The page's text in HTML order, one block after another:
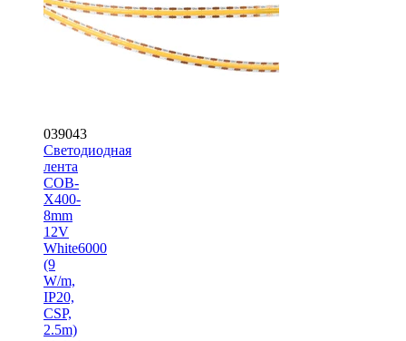
039043
Светодиодная
лента
COB-
X400-
8mm
12V
White6000
(9
W/m,
IP20,
CSP,
2.5m)